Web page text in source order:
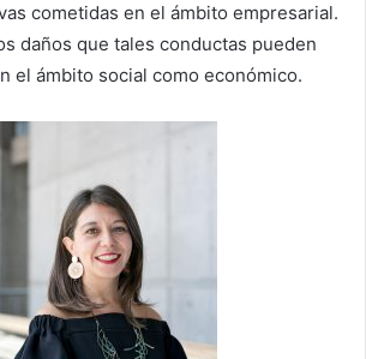
cometidas en el ámbito empresarial.
daños que tales conductas pueden
el ámbito social como económico.